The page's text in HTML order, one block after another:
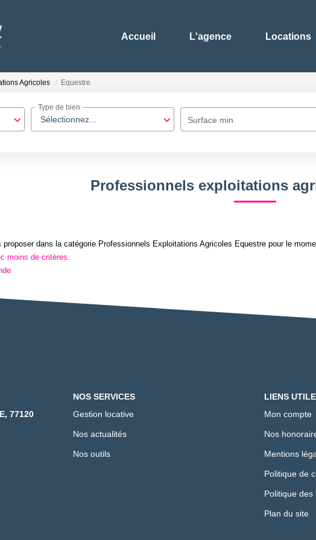
Accueil L'agence Locations
Agricoles Equestre
Sélectionnez...
Type de bien
Surface min
Professionnels exploitations
dans la catégorie Professionnels Exploitations Agricoles Equestre pour le
moins de critères.
77120
NOS SERVICES
Gestion locative
Nos actualités
Nos outils
LIENS
Mon compte
Nos
Mentions
Politique de
Politique des
Plan du site